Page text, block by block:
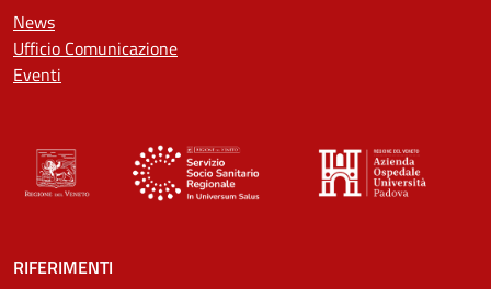
News
Ufficio Comunicazione
Eventi
RIFERIMENTI